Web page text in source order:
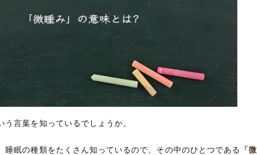
み」の類語や言い換え・似た言葉
み」を使った例文
う言葉を知っているでしょうか。
睡眠の種類をたくさん知っているので、その中のひとつである
「微